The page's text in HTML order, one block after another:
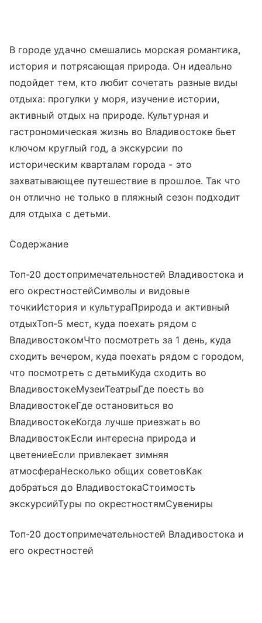
В городе удачно смешались морская романтика,
история и потрясающая природа. Он идеально
подойдет тем, кто любит сочетать разные виды
отдыха: прогулки у моря, изучение истории,
активный отдых на природе. Культурная и
гастрономическая жизнь во Владивостоке бьет
ключом круглый год, а экскурсии по
историческим кварталам города - это
захватывающее путешествие в прошлое. Так что
он отлично не только в пляжный сезон подходит
для отдыха с детьми.
Содержание
Топ-20 достопримечательностей Владивостока и
его окрестностейСимволы и видовые
точкиИстория и культураПрирода и активный
отдыхТоп-5 мест, куда поехать рядом с
ВладивостокомЧто посмотреть за 1 день, куда
сходить вечером, куда поехать рядом с городом,
что посмотреть с детьмиКуда сходить во
ВладивостокеМузеиТеатрыГде поесть во
ВладивостокеГде остановиться во
ВладивостокеКогда лучше приезжать во
ВладивостокЕсли интересна природа и
цветениеЕсли привлекает зимняя
атмосфераНесколько общих советовКак
добраться до ВладивостокаСтоимость
экскурсийТуры по окрестностямСувениры
Топ-20 достопримечательностей Владивостока и
его окрестностей